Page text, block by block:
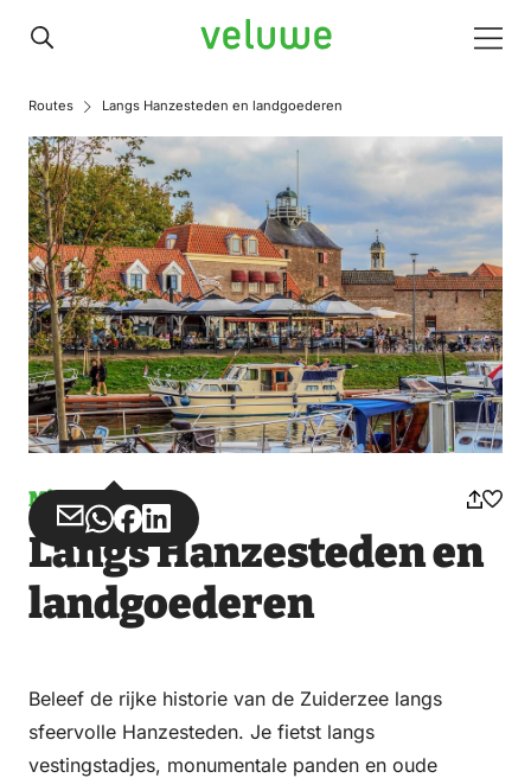
Veluwe
Routes Langs Hanzesteden en landgoederen
Misuse
Share
via
Share
via
WhatsApp
Share
on
Facebook
Share
on
LinkedIn
Langs Hanzesteden en
landgoederen
Beleef de rijke historie van de Zuiderzee langs
sfeervolle Hanzesteden. Je fietst langs
vestingstadjes, monumentale panden en oude